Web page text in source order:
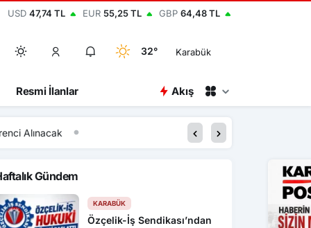
USD 47,74 TL EUR 55,25 TL GBP 64,48 TL
32° Karabük
Resmi İlanlar Akış
13:12 Karabük’te 30 bin
Gündem
KARABÜK
Özçelik-İş Sendikası’ndan